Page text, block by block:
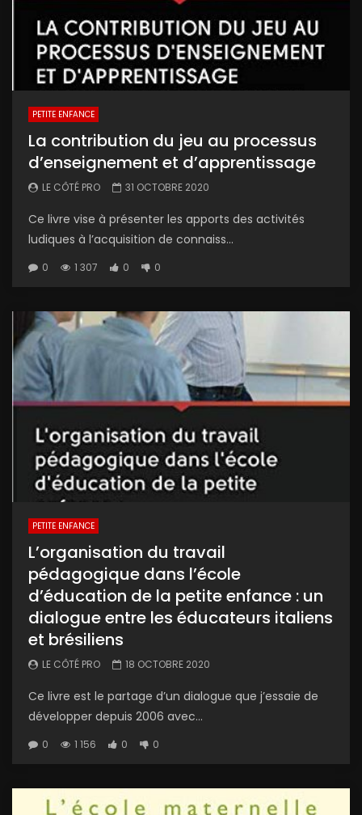
PETITE ENFANCE
La contribution du jeu au processus
d’enseignement et d’apprentissage
LE CÔTÉ PRO 31 OCTOBRE 2020
Ce livre vise à présenter les apports des activités
ludiques à l’acquisition de connaiss...
0 1 307 0 0
PETITE ENFANCE
L’organisation du travail
pédagogique dans l’école
d’éducation de la petite enfance : un
dialogue entre les éducateurs italiens
et brésiliens
LE CÔTÉ PRO 18 OCTOBRE 2020
Ce livre est le partage d’un dialogue que j’essaie de
développer depuis 2006 avec...
0 1 156 0 0